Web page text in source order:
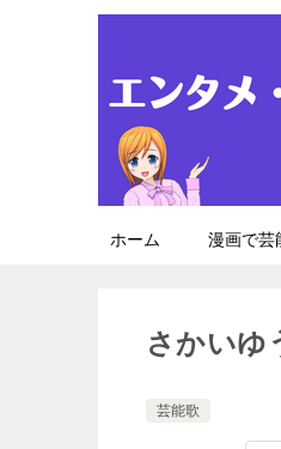
ホーム 漫画で芸
さかいゆ
芸能歌